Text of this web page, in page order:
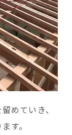
めていき、
す。